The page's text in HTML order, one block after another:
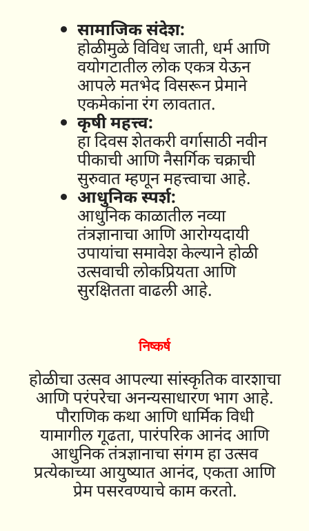
सामाजिक संदेश:
होळीमुळे विविध जाती, धर्म आणि
वयोगटातील लोक एकत्र येऊन
आपले मतभेद विसरून प्रेमाने
एकमेकांना रंग लावतात.
कृषी महत्त्व:
हा दिवस शेतकरी वर्गासाठी नवीन
पीकाची आणि नैसर्गिक चक्राची
सुरुवात म्हणून महत्त्वाचा आहे.
आधुनिक स्पर्श:
आधुनिक काळातील नव्या
तंत्रज्ञानाचा आणि आरोग्यदायी
उपायांचा समावेश केल्याने होळी
उत्सवाची लोकप्रियता आणि
सुरक्षितता वाढली आहे.
निष्कर्ष
होळीचा उत्सव आपल्या सांस्कृतिक वारशाचा
आणि परंपरेचा अनन्यसाधारण भाग आहे.
पौराणिक कथा आणि धार्मिक विधी
यामागील गूढता, पारंपरिक आनंद आणि
आधुनिक तंत्रज्ञानाचा संगम हा उत्सव
प्रत्येकाच्या आयुष्यात आनंद, एकता आणि
प्रेम पसरवण्याचे काम करतो.